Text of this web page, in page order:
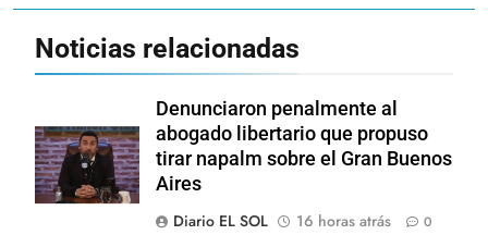
Noticias relacionadas
Denunciaron penalmente al
abogado libertario que propuso
tirar napalm sobre el Gran Buenos
Aires
Diario EL SOL
16 horas atrás 0